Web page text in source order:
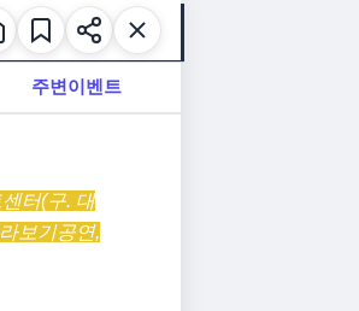
주변이벤트
터(구. 대
보기공연,